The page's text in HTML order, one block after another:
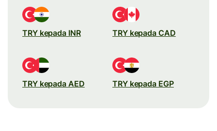
TRY kepada INR TRY kepada CAD
TRY kepada AED TRY kepada EGP